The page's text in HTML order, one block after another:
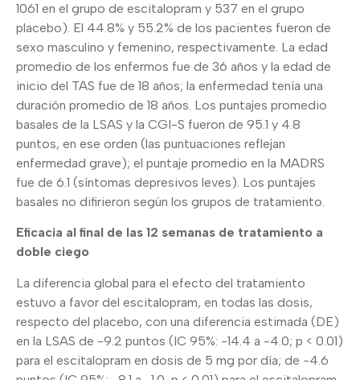
1061 en el grupo de escitalopram y 537 en el grupo
placebo). El 44.8% y 55.2% de los pacientes fueron de
sexo masculino y femenino, respectivamente. La edad
promedio de los enfermos fue de 36 años y la edad de
inicio del TAS fue de 18 años; la enfermedad tenía una
duración promedio de 18 años. Los puntajes promedio
basales de la LSAS y la CGI-S fueron de 95.1 y 4.8
puntos, en ese orden (las puntuaciones reflejan
enfermedad grave); el puntaje promedio en la MADRS
fue de 6.1 (síntomas depresivos leves). Los puntajes
basales no difirieron según los grupos de tratamiento.
Eficacia al final de las 12 semanas de tratamiento a
doble ciego
La diferencia global para el efecto del tratamiento
estuvo a favor del escitalopram, en todas las dosis,
respecto del placebo, con una diferencia estimada (DE)
en la LSAS de -9.2 puntos (IC 95%: -14.4 a -4.0; p < 0.01)
para el escitalopram en dosis de 5 mg por día; de -4.6